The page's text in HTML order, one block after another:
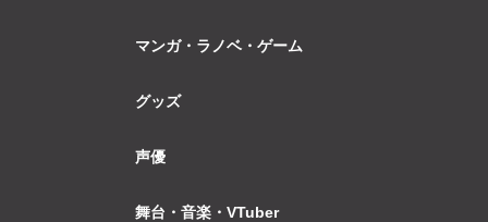
マンガ・ラノベ・ゲーム
グッズ
声優
舞台・音楽・VTuber